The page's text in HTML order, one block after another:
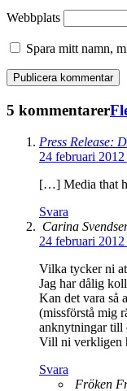
Webbplats
Spara mitt namn,
5 kommentarer
Press Release:
24 februari
[…] Media that
Svara
Carina
24 februari
Vilka tycker ni
Jag har dålig
Kan det vara så
(missförstå mig
anknytningar till
Vill ni verkligen
Svara
Fröken